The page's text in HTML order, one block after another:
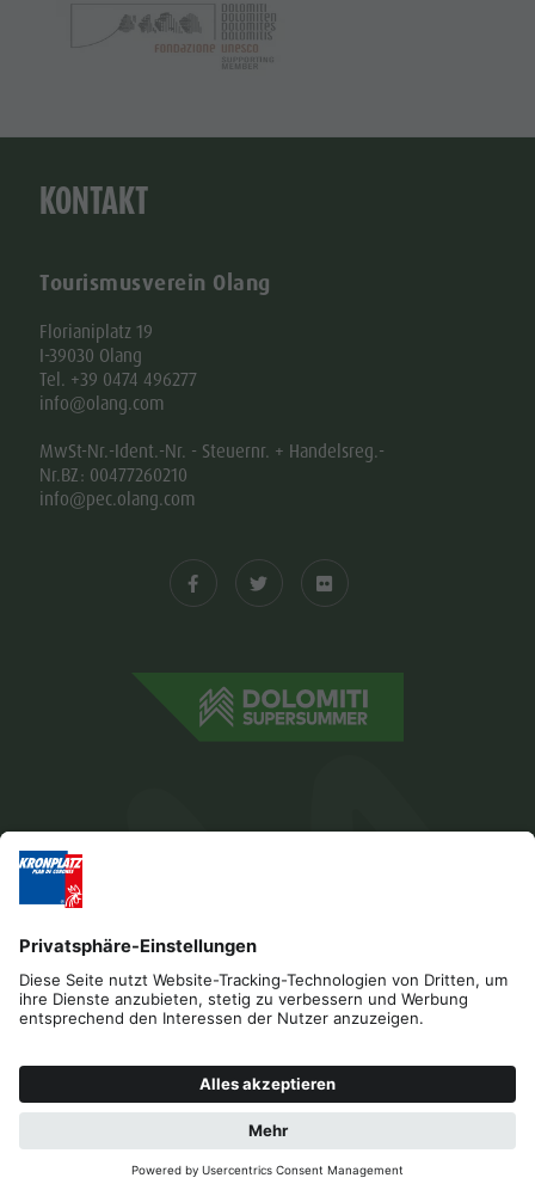
KONTAKT
Tourismusverein Olang
Florianiplatz 19
I-39030 Olang
Tel. +39 0474 496277
info@olang.com
MwSt-Nr.-Ident.-Nr. - Steuernr. + Handelsreg.-
Nr.BZ: 00477260210
info@pec.olang.com
Impressum Sponsoren
Datenschutz
Barrierefreiheitserklärung
Kontakt Cookies